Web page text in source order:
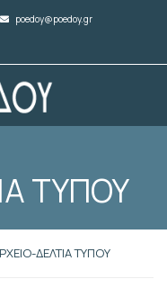
poedoy@poedoy.gr
ΤΥΠΟΥ
ΔΕΛΤΙΑ ΤΥΠΟΥ